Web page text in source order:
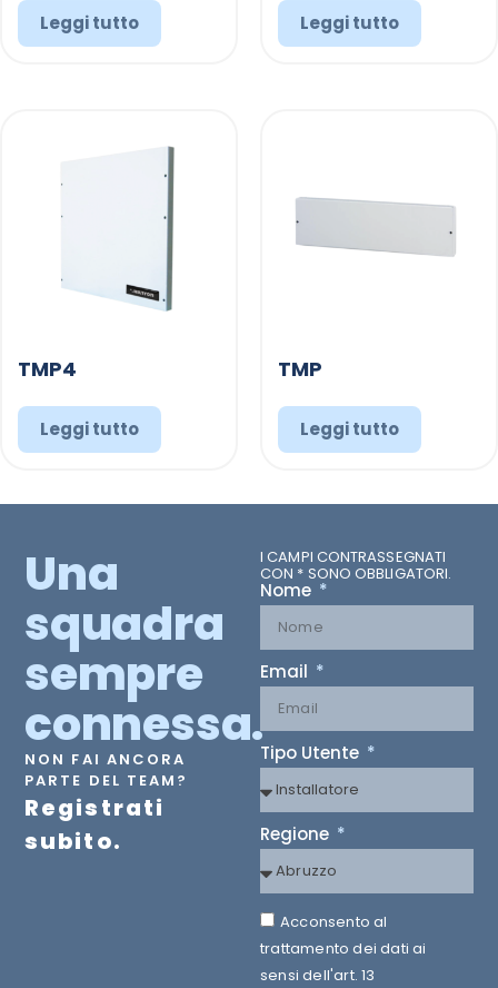
Leggi tutto Leggi tutto
TMP4
Leggi tutto
TMP
Leggi tutto
Una
squadra
sempre
connessa.
NON FAI ANCORA
PARTE DEL TEAM?
Registrati
subito.
I CAMPI CONTRASSEGNATI
CON * SONO OBBLIGATORI.
Nome
Email
Tipo Utente
Regione
Acconsento al
trattamento dei dati ai
sensi dell'art. 13